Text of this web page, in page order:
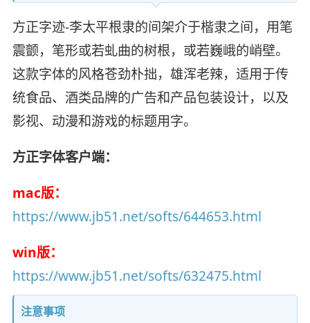
方正字迹-李太平根隶的间架介于楷隶之间，用笔
震颤，笔形或若虬曲的树根，或若巍峨的峭壁。
这款字体的风格苍劲朴拙，雄浑老辣，适用于传
统食品、酒类品牌的广告和产品包装设计，以及
影视、动漫和游戏的标题用字。
方正字体客户端：
mac版：
https://www.jb51.net/softs/644653.html
win版：
https://www.jb51.net/softs/632475.html
注意事项